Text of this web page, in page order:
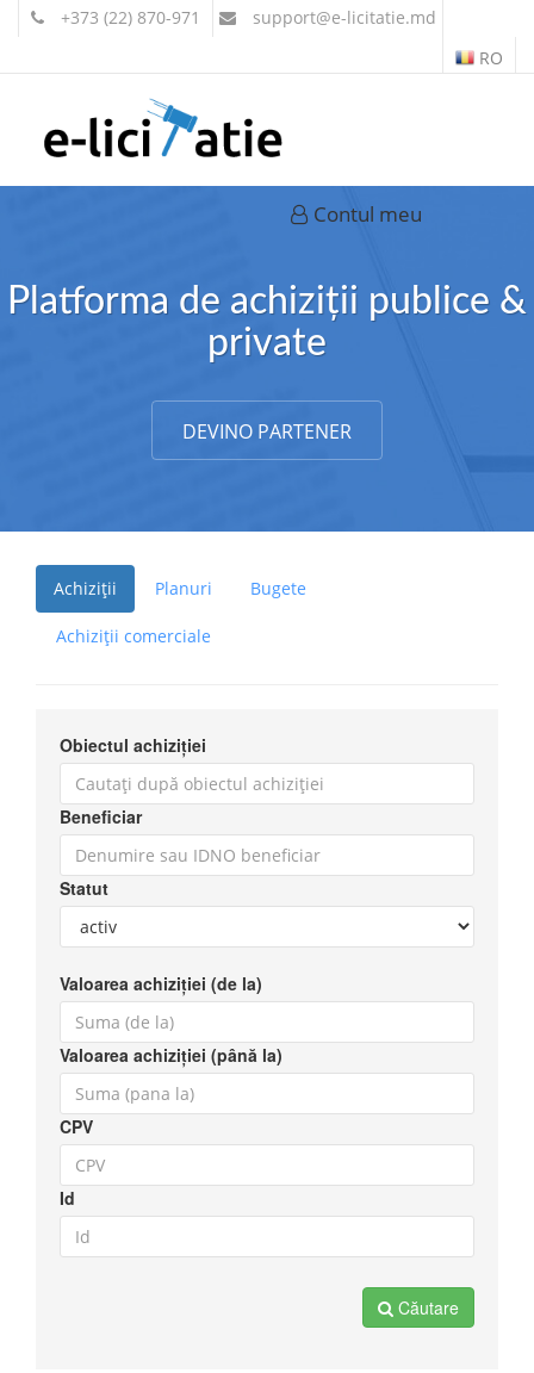
+373 (22) 870-971 support@e-licitatie.md
RO
Contul meu
Platforma de achiziții publice &
private
DEVINO PARTENER
Achiziții Planuri Bugete
Achiziții comerciale
Obiectul achiziției
Beneficiar
Statut
Valoarea achiziției (de la)
Valoarea achiziției (până la)
CPV
Id
Căutare